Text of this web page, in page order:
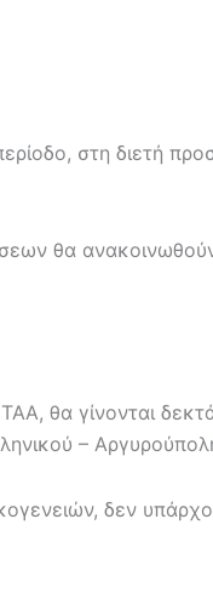
στη διετή
θα
θα γίνονται
–
δεν